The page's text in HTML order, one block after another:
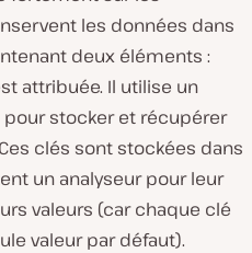
les données dans
deux éléments :
attribuée. Il utilise un
stocker et récupérer
clés sont stockées dans
un analyseur pour leur
valeurs (car chaque clé
valeur par défaut).